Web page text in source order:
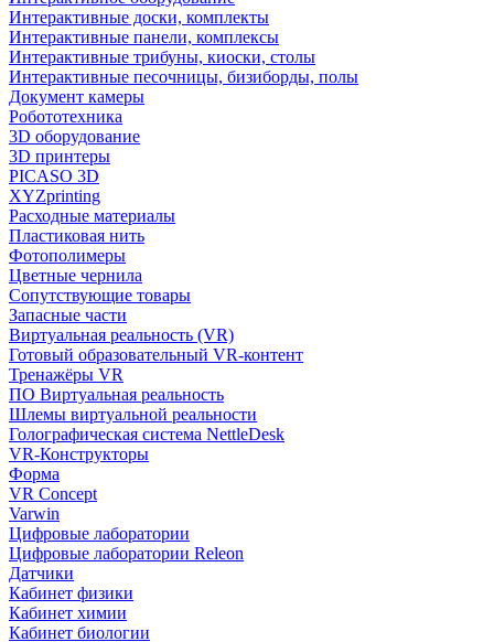
Интерактивные доски, комплекты
Интерактивные панели, комплексы
Интерактивные трибуны, киоски, столы
Интерактивные песочницы, бизиборды, полы
Документ камеры
Робототехника
3D оборудование
3D принтеры
PICASO 3D
XYZprinting
Расходные материалы
Пластиковая нить
Фотополимеры
Цветные чернила
Сопутствующие товары
Запасные части
Виртуальная реальность (VR)
Готовый образовательный VR-контент
Тренажёры VR
ПО Виртуальная реальность
Шлемы виртуальной реальности
Голографическая система NettleDesk
VR-Конструкторы
Форма
VR Concept
Varwin
Цифровые лаборатории
Цифровые лаборатории Releon
Датчики
Кабинет физики
Кабинет химии
Кабинет биологии